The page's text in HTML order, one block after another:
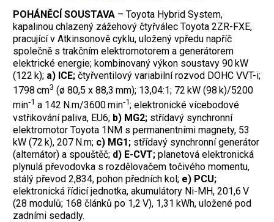
POHÁNĚCÍ SOUSTAVA – Toyota Hybrid System,
kapalinou chlazený zážehový čtyřválec Toyota 2ZR-FXE,
pracující v Atkinsonově cyklu, uložený vpředu napříč
společně s trakčním elektromotorem a generátorem
elektrické energie; kombinovaný výkon soustavy 90 kW
(122 k); a) ICE; čtyřventilový variabilní rozvod DOHC VVT-i;
1798 cm3 (ø 80,5 x 88,3 mm); 13,04:1; 72 kW (98 k)/5200
min‑1 a 142 N.m/3600 min‑1; elektronické vícebodové
vstřikování paliva, EU6; b) MG2; střídavý synchronní
elektromotor Toyota 1NM s permanentními magnety, 53
kW (72 k), 207 N.m; c) MG1; střídavý synchronní generátor
(alternátor) a spouštěč; d) E-CVT; planetová elektronická
plynulá převodovka s rozdělovačem točivého momentu,
stálý převod 2,834, pohon předních kol; e) PCU;
elektronická řídicí jednotka, akumulátory Ni-MH, 201,6 V
(28 modulů; 168 článků po 1,2 V), 1,31 kWh, uložené pod
zadními sedadly.